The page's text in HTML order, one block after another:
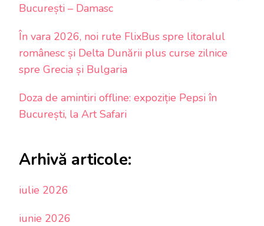
București – Damasc
În vara 2026, noi rute FlixBus spre litoralul
românesc și Delta Dunării plus curse zilnice
spre Grecia și Bulgaria
Doza de amintiri offline: expoziție Pepsi în
București, la Art Safari
Arhivă articole:
iulie 2026
iunie 2026